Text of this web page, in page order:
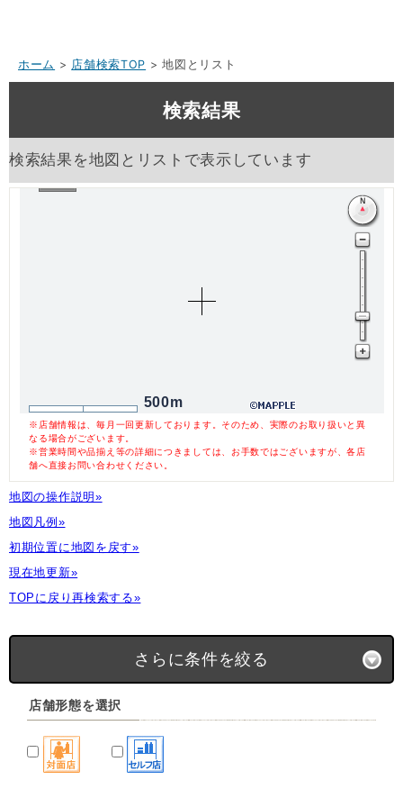
ホーム > 店舗検索TOP > 地図とリスト
検索結果
検索結果を地図とリストで表示しています
500m
※店舗情報は、毎月一回更新しております。そのため、実際のお取り扱いと異
なる場合がございます。
※営業時間や品揃え等の詳細につきましては、お手数ではございますが、各店
舗へ直接お問い合わせください。
地図の操作説明»
地図凡例»
初期位置に地図を戻す»
現在地更新»
TOPに戻り再検索する»
さらに条件を絞る
店舗形態を選択